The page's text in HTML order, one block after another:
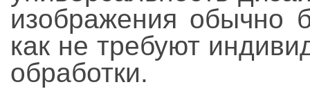
изображения обычно
как не требуют
обработки.